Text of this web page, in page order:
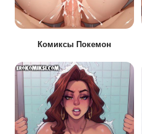
Комиксы Покемон